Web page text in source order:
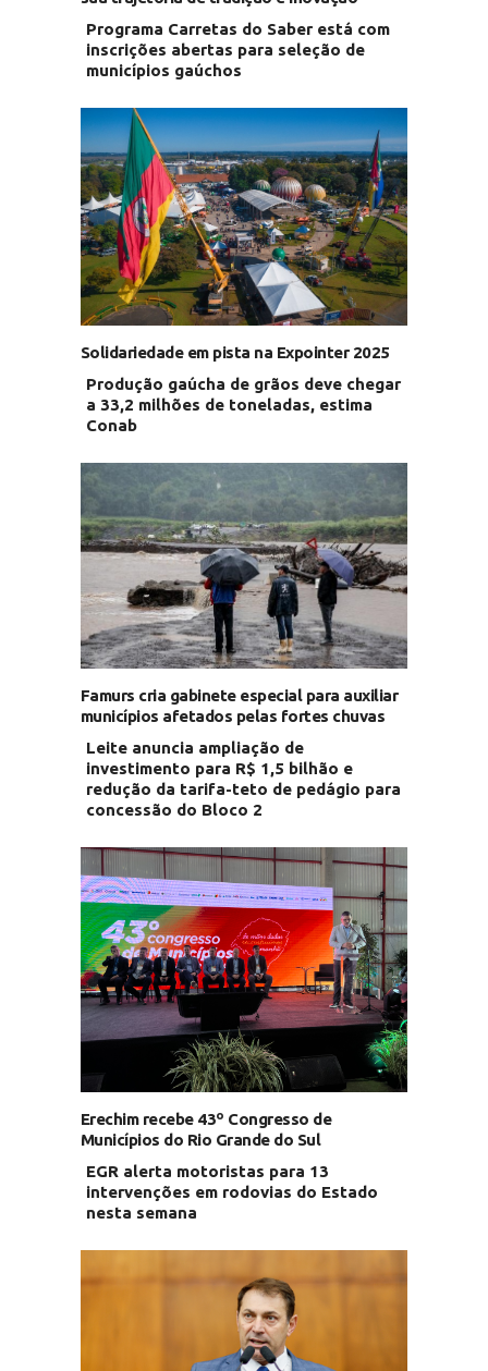
Programa Carretas do Saber está com
inscrições abertas para seleção de
municípios gaúchos
Solidariedade em pista na Expointer 2025
Produção gaúcha de grãos deve chegar
a 33,2 milhões de toneladas, estima
Conab
Famurs cria gabinete especial para auxiliar
municípios afetados pelas fortes chuvas
Leite anuncia ampliação de
investimento para R$ 1,5 bilhão e
redução da tarifa-teto de pedágio para
concessão do Bloco 2
Erechim recebe 43º Congresso de
Municípios do Rio Grande do Sul
EGR alerta motoristas para 13
intervenções em rodovias do Estado
nesta semana